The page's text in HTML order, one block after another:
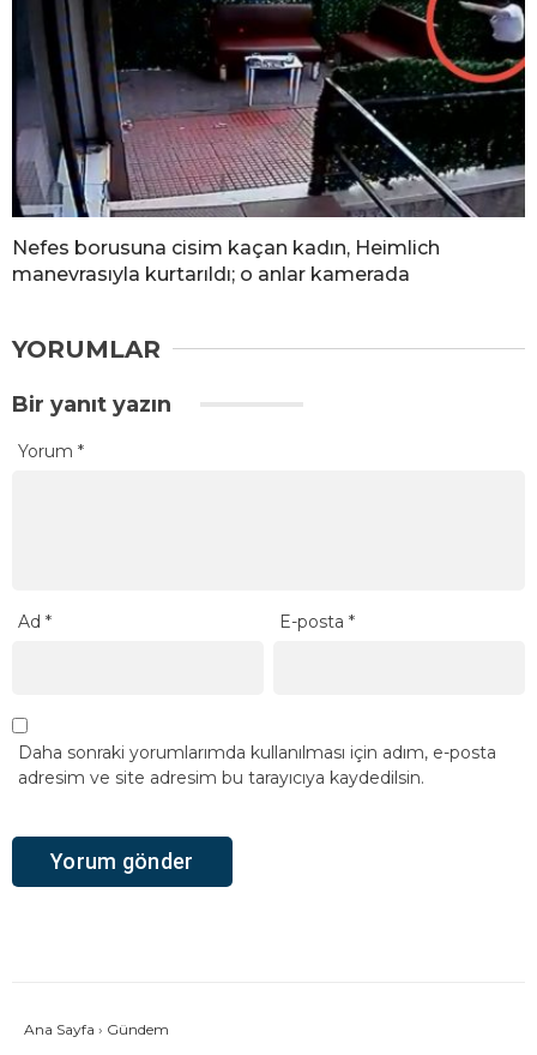
Nefes borusuna cisim kaçan kadın, Heimlich
manevrasıyla kurtarıldı; o anlar kamerada
YORUMLAR
Bir yanıt yazın
Yorum *
Ad * E-posta*
Daha sonraki yorumlarımda kullanılması için adım, e-posta
adresim ve site adresim bu tarayıcıya kaydedilsin.
Ana Sayfa › Gündem